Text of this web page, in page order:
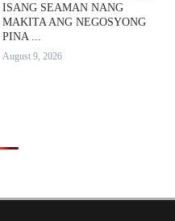
ISANG SEAMAN NANG
MAKITA ANG NEGOSYONG
PINA ...
August 9, 2026